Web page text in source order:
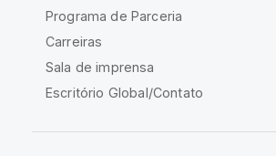
Programa de Parceria
Carreiras
Sala de imprensa
Escritório Global/Contato